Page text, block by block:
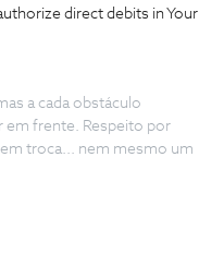
direct debits in Your
a cada obstáculo
em frente. Respeito por
troca... nem mesmo um